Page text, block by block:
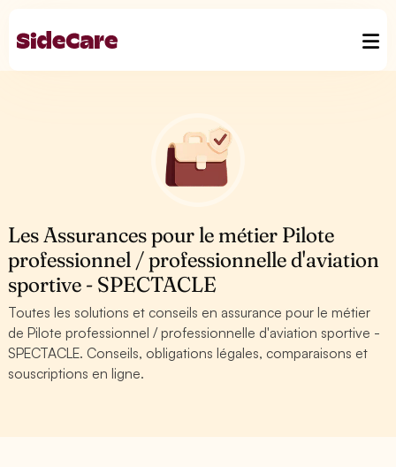
Les Assurances pour le métier Pilote
professionnel / professionnelle d'aviation
sportive - SPECTACLE
Toutes les solutions et conseils en assurance pour le métier
de Pilote professionnel / professionnelle d'aviation sportive -
SPECTACLE. Conseils, obligations légales, comparaisons et
souscriptions en ligne.